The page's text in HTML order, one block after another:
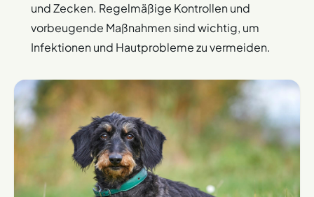
und Zecken. Regelmäßige Kontrollen und
vorbeugende Maßnahmen sind wichtig, um
Infektionen und Hautprobleme zu vermeiden.